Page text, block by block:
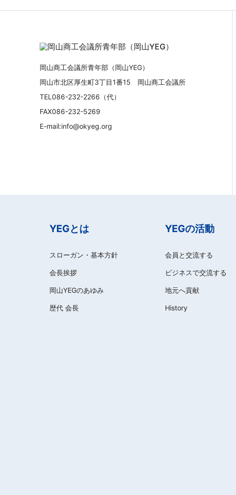
岡山商工会議所青年部（岡山YEG）
岡山市北区厚生町3丁目1番15 岡山商工会議所
TEL086-232-2266（代）
FAX086-232-5269
E-mail:info@okyeg.org
YEGとは
スローガン・基本方針
会長挨拶
岡山YEGのあゆみ
歴代 会長
YEGの活動
会員と交流する
ビジネスで交流する
地元へ貢献
History